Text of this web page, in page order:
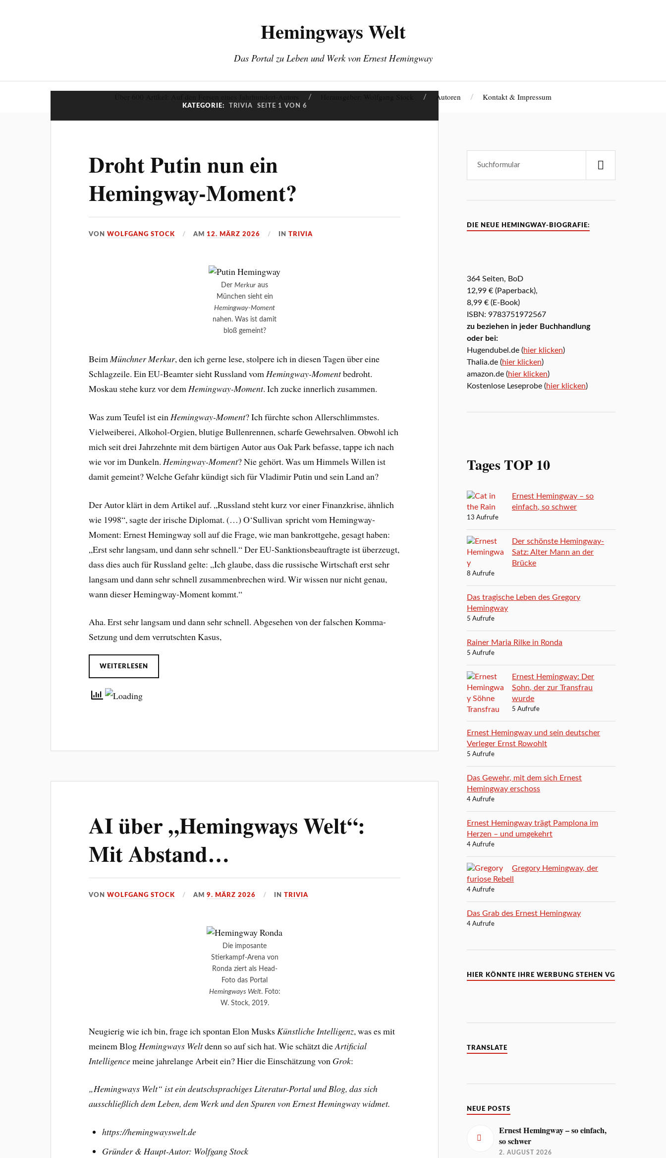
Hemingways Welt
Das Portal zu Leben und Werk von Ernest Hemingway
Autoren Kontakt & Impressum
KATEGORIE: TRIVIA SEITE 1 VON 6
Droht Putin nun ein
Hemingway-Moment?
VONWOLFGANG STOCK AM12. MÄRZ 2026 INTRIVIA
DerMerkur aus
München sieht ein
Hemingway-Moment
nahen. Was ist damit
bloß gemeint?
BeimMünchner Merkur, den ich gerne lese, stolpere ich in diesen Tagen über eine
Schlagzeile. Ein EU-Beamter sieht Russland vomHemingway-Momentbedroht.
Moskau stehe kurz vor demHemingway-Moment. Ich zucke innerlich zusammen.
Was zum Teufel ist ein Hemingway-Moment? Ich fürchte schon Allerschlimmstes.
Vielweiberei, Alkohol-Orgien, blutige Bullenrennen, scharfe Gewehrsalven. Obwohl ich
mich seit drei Jahrzehnte mit dem bärtigen Autor aus Oak Park befasse, tappe ich nach
wie vor im Dunkeln. Hemingway-Moment? Nie gehört. Was um Himmels Willen ist
damit gemeint? Welche Gefahr kündigt sich für Vladimir Putin und sein Land an?
Der Autor klärt in dem Artikel auf. „Russland steht kurz vor einer Finanzkrise, ähnlich
wie 1998“, sagte der irische Diplomat. (…) O‘Sullivan spricht vom Hemingway-
Moment: Ernest Hemingway soll auf die Frage, wie man bankrottgehe, gesagt haben:
„Erst sehr langsam, und dann sehr schnell.“ Der EU-Sanktionsbeauftragte ist überzeugt,
dass dies auch für Russland gelte: „Ich glaube, dass die russische Wirtschaft erst sehr
langsam und dann sehr schnell zusammenbrechen wird. Wir wissen nur nicht genau,
wann dieser Hemingway-Moment kommt.“
Aha. Erst sehr langsam und dann sehr schnell. Abgesehen von der falschen Komma-
Setzung und dem verrutschten Kasus,
WEITERLESEN
AI über „Hemingways Welt“:
Mit Abstand…
VONWOLFGANG STOCK AM9. MÄRZ 2026 INTRIVIA
Die imposante
Stierkampf-Arena von
Ronda ziert als Head-
Foto das Portal
Hemingways Welt. Foto:
W. Stock, 2019.
Neugierig wie ich bin, frage ich spontan Elon Musks Künstliche Intelligenz, was es mit
meinem Blog Hemingways Weltdenn so auf sich hat. Wie schätzt dieArtificial
Intelligencemeine jahrelange Arbeit ein? Hier die Einschätzung von Grok:
„Hemingways Welt“ ist ein deutschsprachiges Literatur-Portal und Blog, das sich
ausschließlich dem Leben, dem Werk und den Spuren von Ernest Hemingway widmet.
https://hemingwayswelt.de
Gründer & Haupt-Autor: Wolfgang Stock
DIE NEUE HEMINGWAY-BIOGRAFIE:
364 Seiten, BoD
12,99 € (Paperback),
8,99 € (E-Book)
ISBN: 9783751972567
zu beziehen in jeder Buchhandlung
oder bei:
Hugendubel.de (hier klicken)
Thalia.de (hier klicken)
amazon.de (hier klicken)
Kostenlose Leseprobe (hier klicken)
Tages TOP 10
Ernest Hemingway – so
einfach, so schwer
13 Aufrufe
Der schönste Hemingway-
Satz: Alter Mann an der
Brücke
8 Aufrufe
Das tragische Leben des Gregory
Hemingway
5 Aufrufe
Rainer Maria Rilke in Ronda
5 Aufrufe
Ernest Hemingway: Der
Sohn, der zur Transfrau
wurde
5 Aufrufe
Ernest Hemingway und sein deutscher
Verleger Ernst Rowohlt
5 Aufrufe
Das Gewehr, mit dem sich Ernest
Hemingway erschoss
4 Aufrufe
Ernest Hemingway trägt Pamplona im
Herzen – und umgekehrt
4 Aufrufe
Gregory Hemingway, der
furiose Rebell
4 Aufrufe
Das Grab des Ernest Hemingway
4 Aufrufe
HIER KÖNNTE IHRE WERBUNG STEHEN VG
TRANSLATE
NEUE POSTS
Ernest Hemingway – so einfach,
so schwer
2. AUGUST 2026